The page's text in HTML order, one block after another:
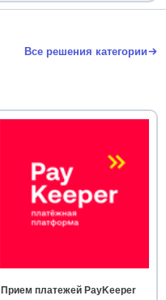
Все решения категории
Прием платежей PayKeeper